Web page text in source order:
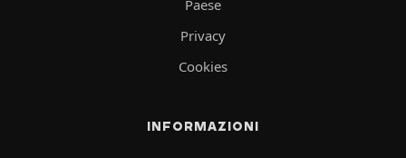
Paese
Privacy
Cookies
INFORMAZIONI